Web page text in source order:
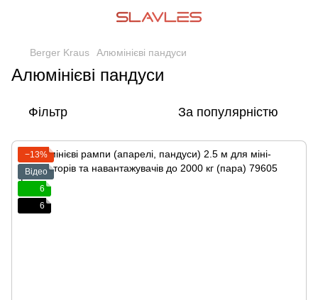
Berger Kraus Алюмінієві пандуси
Алюмінієві пандуси
Фільтр За популярністю
−13%
Відео
6
6